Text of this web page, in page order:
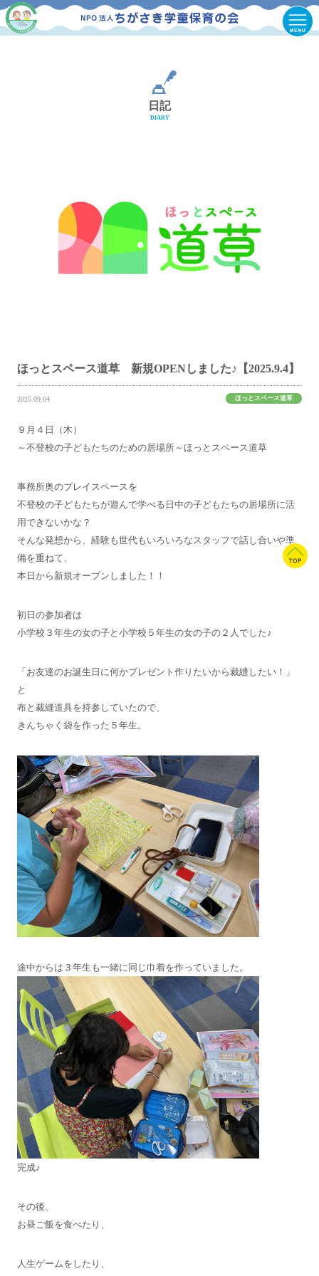
日記
DIARY
ほっとスペース道草 新規OPENしました♪【2025.9.4】
2025.09.04 ほっとスペース道草
９月４日（木）
～不登校の子どもたちのための居場所～ほっとスペース道草
事務所奥のプレイスペースを
不登校の子どもたちが遊んで学べる日中の子どもたちの居場所に活
用できないかな？
そんな発想から、経験も世代もいろいろなスタッフで話し合いや準
備を重ねて、
本日から新規オープンしました！！
初日の参加者は
小学校３年生の女の子と小学校５年生の女の子の２人でした♪
「お友達のお誕生日に何かプレゼント作りたいから裁縫したい！」
と
布と裁縫道具を持参していたので、
きんちゃく袋を作った５年生。
途中からは３年生も一緒に同じ巾着を作っていました。
完成♪
その後、
お昼ご飯を食べたり、
人生ゲームをしたり、